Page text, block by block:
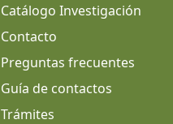
Catálogo Investigación
Contacto
Preguntas frecuentes
Guía de contactos
Trámites